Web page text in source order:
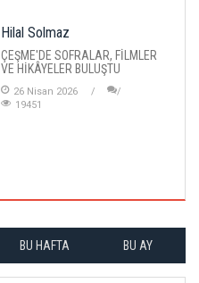
Hilal Solmaz
ÇEŞME'DE SOFRALAR, FİLMLER
VE HİKÂYELER BULUŞTU
26 Nisan 2026
19451
BU HAFTA BU AY